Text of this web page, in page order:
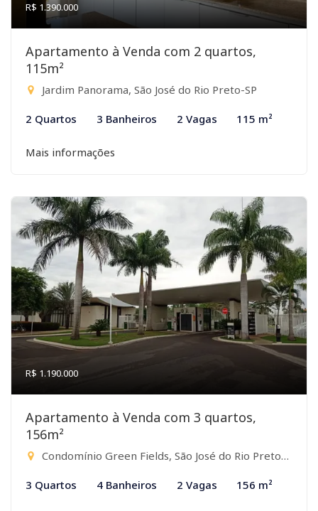
R$ 1.390.000
Apartamento à Venda com 2 quartos,
115m²
Jardim Panorama, São José do Rio Preto-SP
2 Quartos 3 Banheiros 2 Vagas 115 m²
Mais informações
R$ 1.190.000
Apartamento à Venda com 3 quartos,
156m²
Condomínio Green Fields, São José do Rio Preto-SP
3 Quartos 4 Banheiros 2 Vagas 156 m²